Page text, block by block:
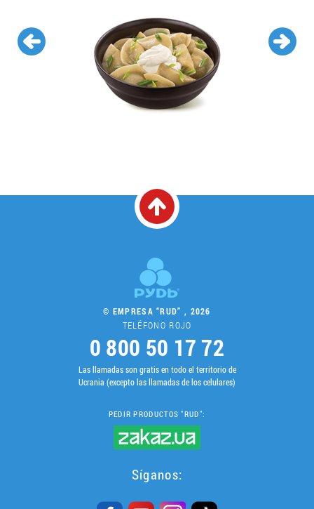
© EMPRESA “RUD” , 2026
TELÉFONO ROJO
0 800 50 17 72
Las llamadas son gratis en todo el territorio de
Ucrania (excepto las llamadas de los celulares)
PEDIR PRODUCTOS "RUD":
Síganos: